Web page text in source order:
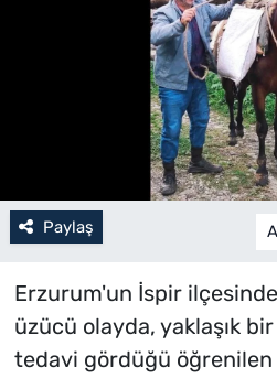
Paylaş A
Erzurum'un İspir
üzücü olayda, yaklaşık
tedavi gördüğü öğrenilen